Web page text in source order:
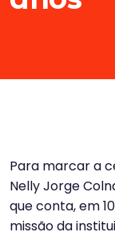
Para marcar a
Nelly Jorge
que conta, em
missão da